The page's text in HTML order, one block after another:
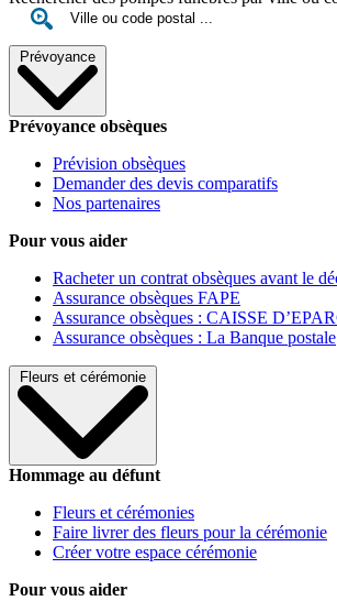
Prévoyance
Prévoyance obsèques
Prévision obsèques
Demander des devis comparatifs
Nos partenaires
Pour vous aider
Racheter un contrat obsèques avant le
Assurance obsèques FAPE
Assurance obsèques : CAISSE
Assurance obsèques : La Banque postale
Fleurs et cérémonie
Hommage au défunt
Fleurs et cérémonies
Faire livrer des fleurs pour la cérémonie
Créer votre espace cérémonie
Pour vous aider